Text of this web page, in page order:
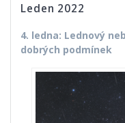
Leden 2022
4. ledna: Lednový
dobrých podmínek